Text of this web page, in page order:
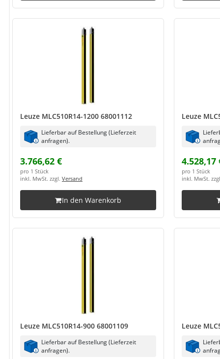
Leuze MLC510R14-1200 68001112
Lieferbar auf Bestellung (Lieferzeit
anfragen).
3.766,62 €
pro 1 Stück
inkl. MwSt. zzgl. Versand
In den Warenkorb
Leuze
4.528,17
pro 1 Stück
inkl. MwSt.
Leuze MLC510R14-900 68001109
Lieferbar auf Bestellung (Lieferzeit
anfragen).
Leuze